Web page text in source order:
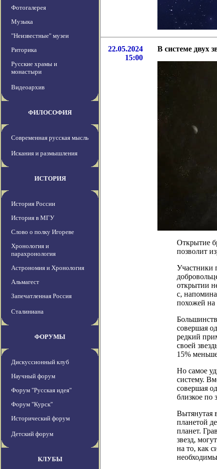
Фотогалерея
Музыка
"Неизвестные" музеи
Риторика
Русские храмы и
монастыри
Видеоархив
ФИЛОСОФИЯ
Современная русская мысль
Искания и размышления
ИСТОРИЯ
История России
История в МГУ
Слово о полку Игореве
Хронология и
парахронология
Астрономия и Хронология
Альмагест
Запечатленная Россия
Сталиниана
ФОРУМЫ
Дискуссионный клуб
Научный форум
Форум "Русская идея"
Форум "Курск"
Исторический форум
Детский форум
КЛУБЫ
22.05.2024
15:00
В системе двух
Открытие
позволит
Участники
открытии
c,
похожей на
совершая
редкий
своей
15%
Но самое
систему.
совершая
близкое по
Вытянутая
планетой
планет.
звезд,
на то, как